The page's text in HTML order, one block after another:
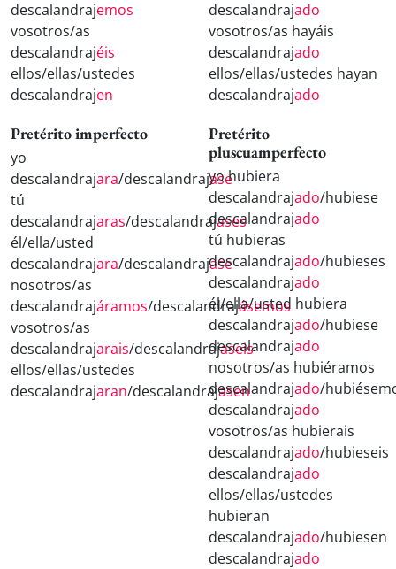
descalandrajemos
vosotros/as
descalandrajéis
ellos/ellas/ustedes
descalandrajen
descalandrajado
vosotros/as hayáis
descalandrajado
ellos/ellas/ustedes hayan
descalandrajado
Pretérito imperfecto
yo
descalandrajara/descalandrajase
tú
descalandrajaras/descalandrajases
él/ella/usted
descalandrajara/descalandrajase
nosotros/as
descalandrajáramos/descalandrajásemos
vosotros/as
descalandrajarais/descalandrajaseis
ellos/ellas/ustedes
descalandrajaran/descalandrajasen
Pretérito
pluscuamperfecto
yo hubiera
descalandrajado/hubiese
descalandrajado
tú hubieras
descalandrajado/hubieses
descalandrajado
él/ella/usted hubiera
descalandrajado/hubiese
descalandrajado
nosotros/as hubiéramos
descalandrajado/
descalandrajado
vosotros/as hubierais
descalandrajado/hubieseis
descalandrajado
ellos/ellas/ustedes
hubieran
descalandrajado/hubiesen
descalandrajado